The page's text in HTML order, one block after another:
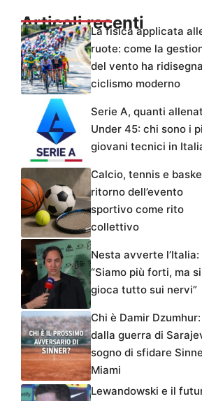
Articoli recenti
La fisica applicata
ruote: come la
del vento ha
ciclismo moderno
Serie A, quanti
Under 45: chi sono i
giovani tecnici in
Calcio, tennis e
ritorno dell’evento
sportivo come rito
collettivo
Nesta avverte l’Italia:
“Siamo più forti, ma si
gioca tutto sui nervi”
Chi è Damir Dzumhur:
dalla guerra di
sogno di sfidare
Miami
Lewandowski e il